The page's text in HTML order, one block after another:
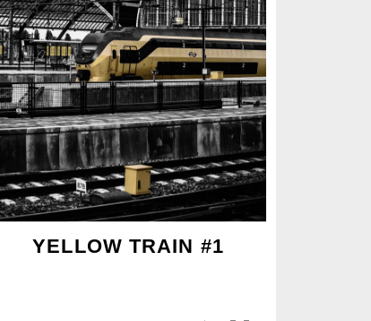
YELLOW TRAIN #1